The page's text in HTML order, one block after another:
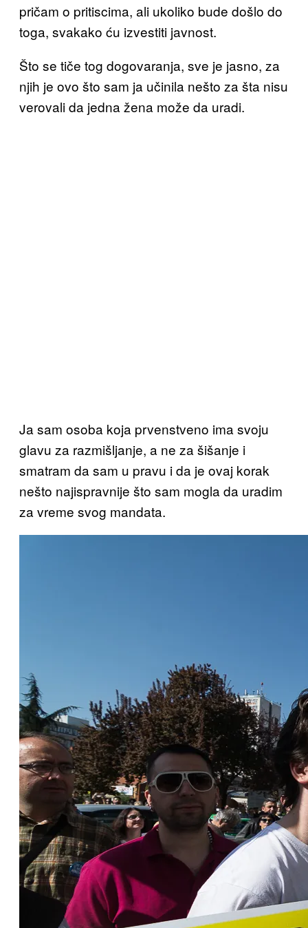
pričam o pritiscima, ali ukoliko bude došlo do
toga, svakako ću izvestiti javnost.
Što se tiče tog dogovaranja, sve je jasno, za
njih je ovo što sam ja učinila nešto za šta nisu
verovali da jedna žena može da uradi.
Ja sam osoba koja prvenstveno ima svoju
glavu za razmišljanje, a ne za šišanje i
smatram da sam u pravu i da je ovaj korak
nešto najispravnije što sam mogla da uradim
za vreme svog mandata.